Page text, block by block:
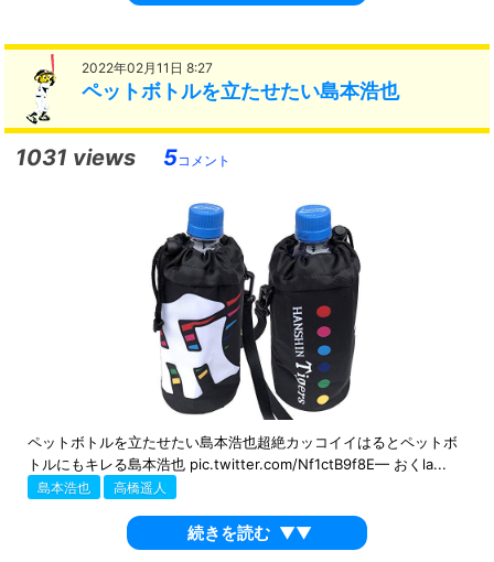
2022年02月11日 8:27
ペットボトルを立たせたい島本浩也
1031 views 5コメント
ペットボトルを立たせたい島本浩也超絶カッコイイはるとペットボ
トルにもキレる島本浩也 pic.twitter.com/Nf1ctB9f8E— おくla...
島本浩也 高橋遥人
続きを読む ▼▼